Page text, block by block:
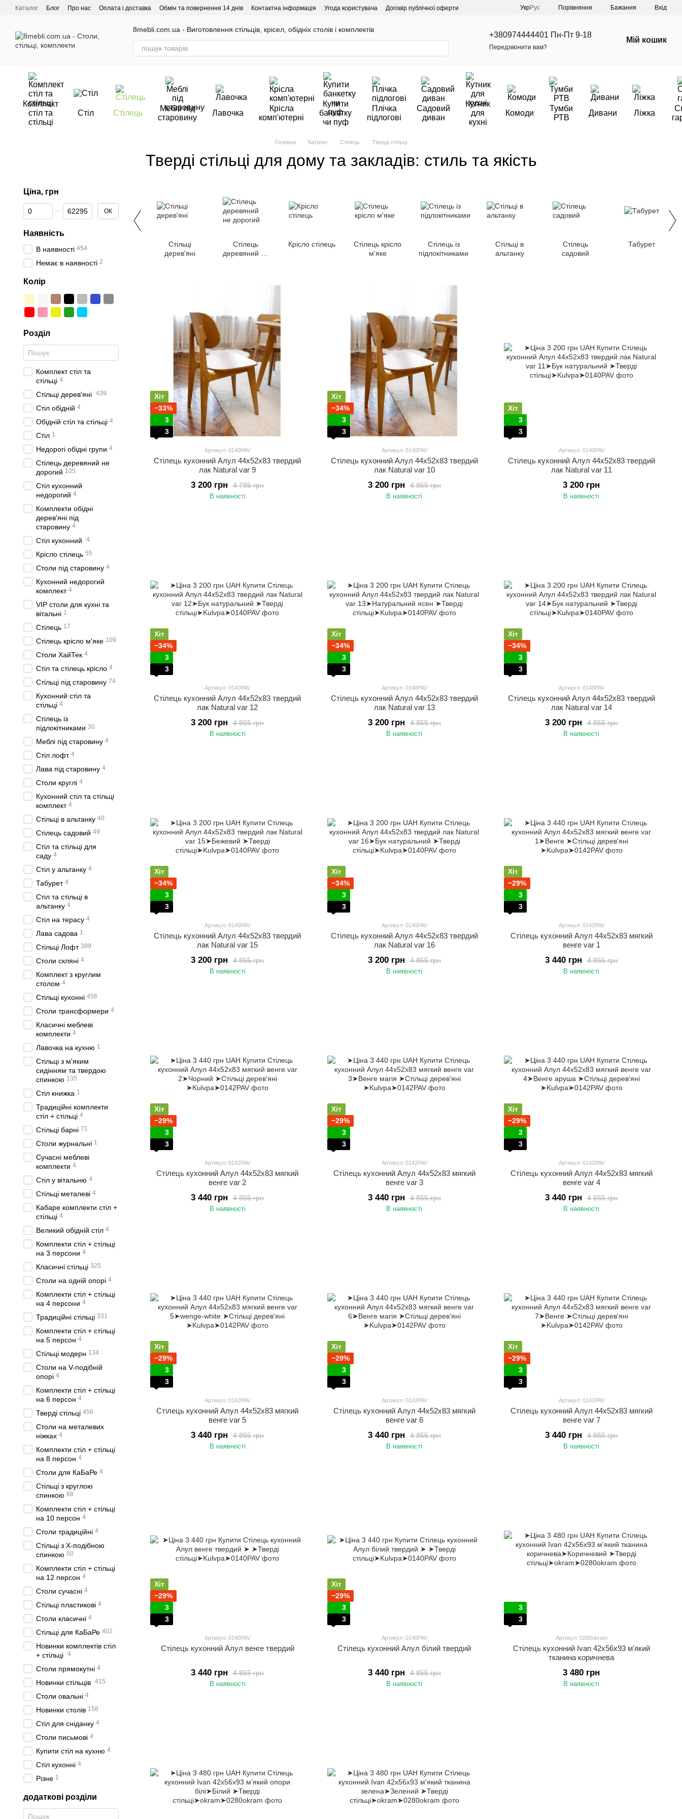
Перейти до основного контенту
Каталог Блог Про нас Оплата і доставка Обмін та повернення 14 днів Контактна інформація Угода користувача
Договір публічної оферти
УкрРус Порівняння Бажання Вхід
8mebli.com.ua - Виготовлення стільців, крісел, обідніх столів і комплектів
+380974444401 Пн-Пт 9-18
Передзвонити вам?
Мій кошик
Комплект
стіл та
стільці
Стіл Стілець
Меблі під
старовину
Лавочка
Крісла
комп'ютерні
Купити
банкетку
чи пуф
Плічка
підлогові
Садовий
диван
Кутник
для
кухні
Комоди
Тумби
РТВ
Дивани Ліжка
Головна Каталог Стілець Тверді стільці
Тверді стільці для дому та закладів: стиль та якість
Стільці
дерев'яні
Стілець
деревяний не
Крісло стілець
Стілець крісло
м'яке
Стілець із
підлокітниками
Стільці в
альтанку
Стілець
садовий
Табурет
Хіт
−33%
3
3
Артикул: 0140PAV
Стілець кухонний Алул 44х52х83 твердий
лак Natural var 9
4 785 грн
3 200 грн
В наявності
Хіт
−34%
3
3
Артикул: 0140PAV
Стілець кухонний Алул 44х52х83 твердий
лак Natural var 10
4 855 грн
3 200 грн
В наявності
Хіт
3
3
Артикул: 0140PAV
Стілець кухонний Алул 44х52х83 твердий
лак Natural var 11
3 200 грн
В наявності
Хіт
−34%
3
3
Артикул: 0140PAV
Стілець кухонний Алул 44х52х83 твердий
лак Natural var 12
4 855 грн
3 200 грн
В наявності
Хіт
−34%
3
3
Артикул: 0140PAV
Стілець кухонний Алул 44х52х83 твердий
лак Natural var 13
4 855 грн
3 200 грн
В наявності
Хіт
−34%
3
3
Артикул: 0140PAV
Стілець кухонний Алул 44х52х83 твердий
лак Natural var 14
4 855 грн
3 200 грн
В наявності
Хіт
−34%
3
3
Артикул: 0140PAV
Стілець кухонний Алул 44х52х83 твердий
лак Natural var 15
4 855 грн
3 200 грн
В наявності
Хіт
−34%
3
3
Артикул: 0140PAV
Стілець кухонний Алул 44х52х83 твердий
лак Natural var 16
4 855 грн
3 200 грн
В наявності
Хіт
−29%
3
3
Артикул: 0142PAV
Стілець кухонний Алул 44х52х83 мягкий
венге var 1
4 855 грн
3 440 грн
В наявності
Хіт
−29%
3
3
Артикул: 0142PAV
Стілець кухонний Алул 44х52х83 мягкий
венге var 2
4 855 грн
3 440 грн
В наявності
Хіт
−29%
3
3
Артикул: 0142PAV
Стілець кухонний Алул 44х52х83 мягкий
венге var 3
4 855 грн
3 440 грн
В наявності
Хіт
−29%
3
3
Артикул: 0142PAV
Стілець кухонний Алул 44х52х83 мягкий
венге var 4
4 855 грн
3 440 грн
В наявності
Хіт
−29%
3
3
Артикул: 0142PAV
Стілець кухонний Алул 44х52х83 мягкий
венге var 5
4 855 грн
3 440 грн
В наявності
Хіт
−29%
3
3
Артикул: 0142PAV
Стілець кухонний Алул 44х52х83 мягкий
венге var 6
4 855 грн
3 440 грн
В наявності
Хіт
−29%
3
3
Артикул: 0142PAV
Стілець кухонний Алул 44х52х83 мягкий
венге var 7
4 855 грн
3 440 грн
В наявності
Хіт
−29%
3
3
Артикул: 0140PAV
Стілець кухонний Алул венге твердий
4 855 грн
3 440 грн
В наявності
Хіт
−29%
3
3
Артикул: 0140PAV
Стілець кухонний Алул білий твердий
4 855 грн
3 440 грн
В наявності
3
3
Артикул: 0280okram
Стілець кухонний Ivan 42x56x93 м'який
тканина коричнева
3 480 грн
В наявності
Ціна, грн
От Ціна, грн
До Ціна, грн ОК
Наявність
В наявності 454
Немає в наявності 2
Колір
Розділ
Комплект стіл та
стільці 4
Стільці дерев'яні 439
Стіл обідній 4
Обідній стіл та стільці 4
Стіл 1
Недорогі обідні групи 4
Стілець деревяний не
дорогий 105
Стіл кухонний
недорогий 4
Комплекти обідні
дерев'яні під
старовину 4
Стіл кухонний 4
Крісло стілець 55
Столи під старовину 4
Кухонний недорогий
комплект 4
VIP столи для кухні та
вітальні 1
Стілець 17
Стілець крісло м'яке 109
Столи ХайТек 4
Стіл та стілець крісло 4
Стільці під старовину 74
Кухонний стіл та
стільці 4
Стілець із
підлокітниками 30
Меблі під старовину 4
Стіл лофт 4
Лава під старовину 4
Столи круглі 4
Кухонний стіл та стільці
комплект 4
Стільці в альтанку 40
Стілець садовий 49
Стіл та стільці для
саду 4
Стіл у альтанку 4
Табурет 4
Стіл та стільці в
альтанку 4
Стіл на терасу 4
Лава садова 1
Стільці Лофт 389
Столи скляні 4
Комплект з круглим
столом 4
Стільці кухонні 456
Столи трансформери 4
Класичні меблеві
комплекти 4
Лавочка на кухню 1
Стільці з м'яким
сидінням та твердою
спинкою 135
Стіл книжка 1
Традиційні комплекти
стіл + стільці 4
Стільці барні 71
Столи журнальні 1
Сучасні меблеві
комплекти 4
Стіл у вітальню 4
Стільці металеві 4
Кабаре комплекти стіл +
стільці 4
Великий обідній стіл 4
Комплекти стіл + стільці
на 3 персони 4
Класичні стільці 325
Столи на одній опорі 4
Комплекти стіл + стільці
на 4 персони 4
Традиційні стільці 331
Комплекти стіл + стільці
на 5 персон 4
Стільці модерн 134
Столи на V-подібній
опорі 4
Комплекти стіл + стільці
на 6 персон 4
Тверді стільці 456
Столи на металевих
ніжках 4
Комплекти стіл + стільці
на 8 персон 4
Столи для КаБаРе 4
Стільці з круглою
спинкою 88
Комплекти стіл + стільці
на 10 персон 4
Столи традиційні 4
Стільці з Х-подібною
спинкою 50
Комплекти стіл + стільці
на 12 персон 4
Столи сучасні 4
Стільці пластикові 4
Столи класичні 4
Стільці для КаБаРе 402
Новинки комплектів стіл
+ стільці 4
Столи прямокутні 4
Новинки стільців 415
Столи овальні 4
Новинки столів 158
Стіл для сніданку 4
Столи письмові 4
Купити стіл на кухню 4
Стіл кухонні 4
Різне 1
додаткові розділи